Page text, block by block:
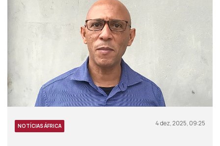
NOTÍCIAS ÁFRICA 4 dez, 2025, 09:25